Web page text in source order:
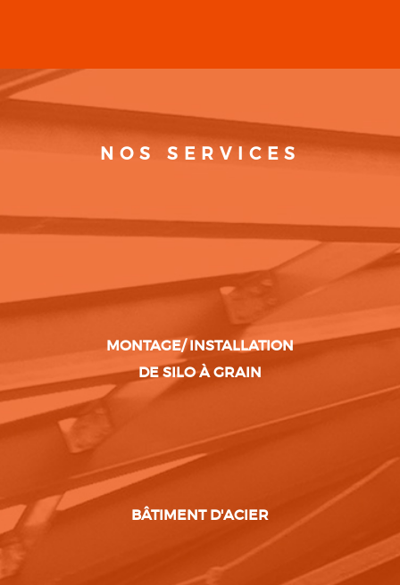
NOS SERVICES
MONTAGE/ INSTALLATION
DE SILO À GRAIN
BÂTIMENT D'ACIER